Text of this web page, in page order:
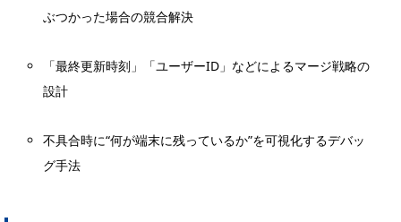
ぶつかった場合の競合解決
「最終更新時刻」「ユーザーID」などによるマージ戦略の
設計
不具合時に“何が端末に残っているか”を可視化するデバッ
グ手法